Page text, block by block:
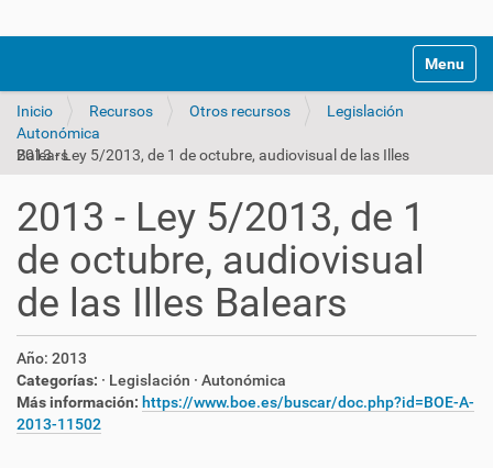
Mostrar/
Inicio Recursos Otros recursos
Legislación
Autonómica
2013 - Ley 5/2013, de 1 de octubre, audiovisual de las Illes Balears
2013 - Ley 5/2013, de 1
de octubre, audiovisual
de las Illes Balears
Año: 2013
Categorías: · Legislación · Autonómica
Más información: https://www.boe.es/buscar/doc.php?id=BOE-A-
2013-11502